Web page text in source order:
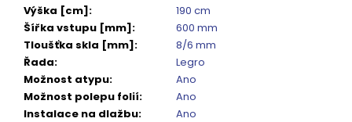
Výška [cm]:
190 cm
Šířka vstupu [mm]:
600 mm
Tloušťka skla [mm]:
8/6 mm
Řada:
Legro
Možnost atypu:
Ano
Možnost polepu folií:
Ano
Instalace na dlažbu:
Ano
GV1014
16
792
Kč
Původně:
20
990
Kč